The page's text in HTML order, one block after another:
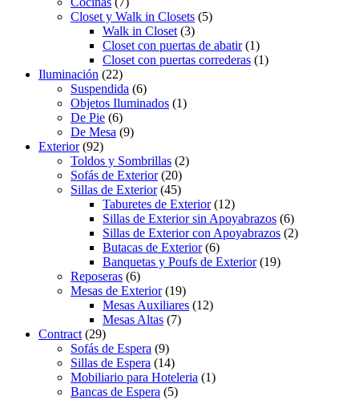
Closet y Walk in Closets (5)
Walk in Closet (3)
Closet con puertas de abatir(1)
Closet con puertas correderas (1)
Iluminación (22)
Suspendida (6)
Objetos Iluminados (1)
De Pie (6)
De Mesa (9)
Exterior(92)
Toldos y Sombrillas (2)
Sofás de Exterior(20)
Sillas de Exterior(45)
Taburetes de Exterior(12)
Sillas de Exterior sin Apoyabrazos (6)
Sillas de Exterior con Apoyabrazos (2)
Butacas de Exterior(6)
Banquetas y Poufs de Exterior(19)
Reposeras (6)
Mesas de Exterior(19)
Mesas Auxiliares (12)
Mesas Altas (7)
Contract (29)
Sofás de Espera (9)
Sillas de Espera (14)
Mobiliario para Hoteleria (1)
Bancas de Espera (5)